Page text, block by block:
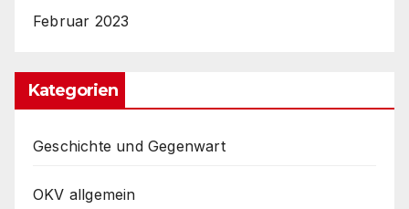
Februar 2023
Kategorien
Geschichte und Gegenwart
OKV allgemein